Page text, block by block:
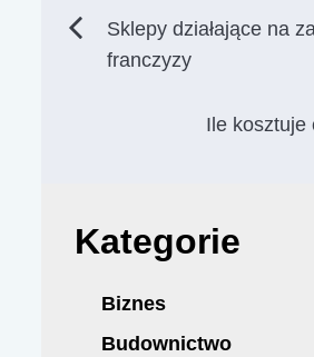
Nawigacja
Sklepy działające na
franczyzy
Ile kosztuje
Kategorie
Biznes
Budownictwo